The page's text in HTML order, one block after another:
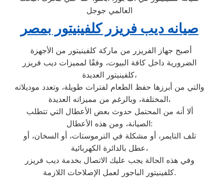
العالمي جوجل
صيانه ديب فريزر كلفينيتور بمصر
الضرورية داخل كافة البيوت، وفقًا لمميزات ديب فريزر
كلفينيتور العديدة،
والتي من أبرزها حفظ الطعام لفترات طويلة، وتعدد موديلاته
المختلفة، وبالرغم من مميزاته العديدة،
ألا أنه من المحتمل حدوث بعض الأعطال التي تتطلب
الصيانة، ومن هذه الأعطال:
تلف التايمر، أو مشكلة في الترموستات، أو السخان، أو
عطل بالدائرة الكهربائية،
وفي هذه الحالة يجب عليك الاتصال بخدمة ديب فريزر
كلفينيتور الباجور لعمل الإصلاحات اللازمة.